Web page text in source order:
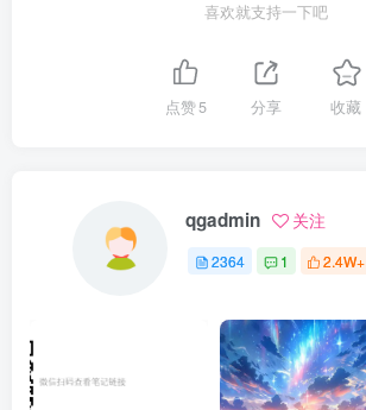
喜欢就支持一下吧
点赞5 分享 收藏
qgadmin 关注
2364 1 2.4W+